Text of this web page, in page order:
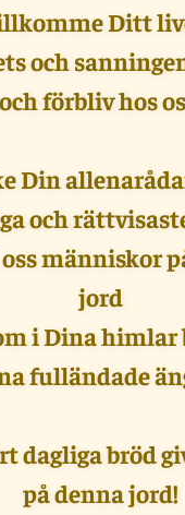
Ditt
och
och förbliv hos
Din
och
människor
jord
i Dina himlar
fulländade
dagliga bröd
på denna jord!